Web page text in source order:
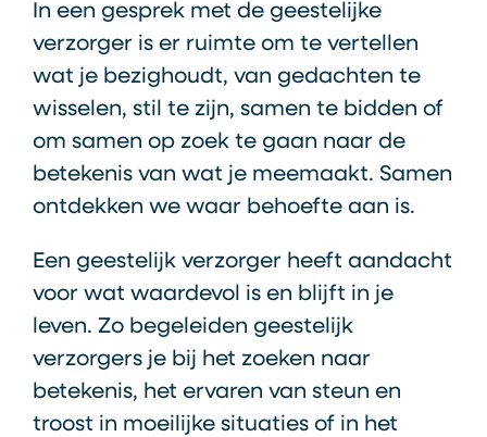
In een gesprek met de geestelijke
verzorger is er ruimte om te vertellen
wat je bezighoudt, van gedachten te
wisselen, stil te zijn, samen te bidden of
om samen op zoek te gaan naar de
betekenis van wat je meemaakt. Samen
ontdekken we waar behoefte aan is.
Een geestelijk verzorger heeft aandacht
voor wat waardevol is en blijft in je
leven. Zo begeleiden geestelijk
verzorgers je bij het zoeken naar
betekenis, het ervaren van steun en
troost in moeilijke situaties of in het